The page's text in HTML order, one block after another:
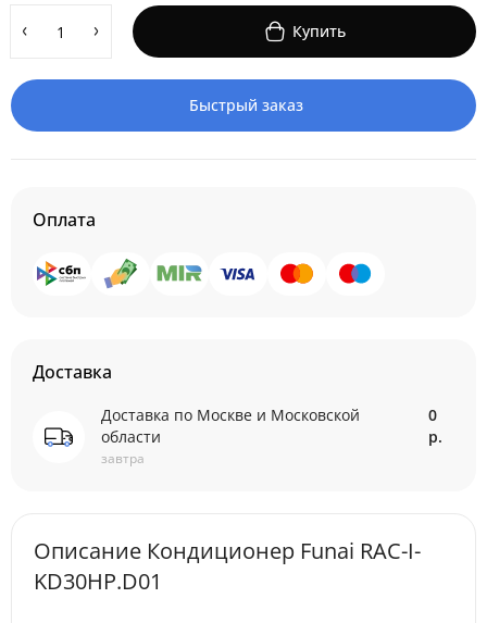
Купить
Быстрый заказ
Оплата
Доставка
Доставка по Москве и Московской
области
завтра
0
р.
Описание Кондиционер Funai RAC-I-
KD30HP.D01